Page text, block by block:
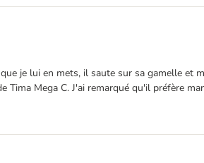
je lui en mets, il saute sur sa gamelle et
Mega C. J'ai remarqué qu'il préfère